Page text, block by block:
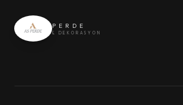
PERDE
& DEKORASYON